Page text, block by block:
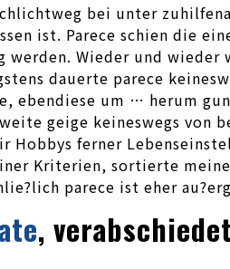
bei unter
ist. Parece schien die
werden. Wieder und
dauerte parece
ebendiese um … herum
geige keineswegs
Hobbys ferner
Kriterien, sortierte
parece ist eher
,